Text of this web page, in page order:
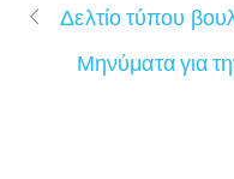
Δελτίο τύπου
Μηνύματα για